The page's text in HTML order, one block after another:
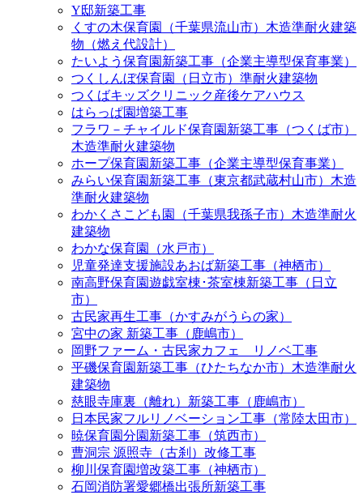
Y邸新築工事
くすの木保育園（千葉県流山市）木造準耐火建築
物（燃え代設計）
たいよう保育園新築工事（企業主導型保育事業）
つくしんぼ保育園（日立市）準耐火建築物
つくばキッズクリニック産後ケアハウス
はらっぱ園増築工事
フラワ－チャイルド保育園新築工事（つくば市）
木造準耐火建築物
ホープ保育園新築工事（企業主導型保育事業）
みらい保育園新築工事（東京都武蔵村山市）木造
準耐火建築物
わかくさこども園（千葉県我孫子市）木造準耐火
建築物
わかな保育園（水戸市）
児童発達支援施設あおば新築工事（神栖市）
南高野保育園遊戯室棟･茶室棟新築工事（日立
市）
古民家再生工事（かすみがうらの家）
宮中の家 新築工事（鹿嶋市）
岡野ファーム・古民家カフェ リノベ工事
平磯保育園新築工事（ひたちなか市）木造準耐火
建築物
慈眼寺庫裏（離れ）新築工事（鹿嶋市）
日本民家フルリノベーション工事（常陸太田市）
暁保育園分園新築工事（筑西市）
曹洞宗 源照寺（古刹）改修工事
柳川保育園増改築工事（神栖市）
石岡消防署愛郷橋出張所新築工事